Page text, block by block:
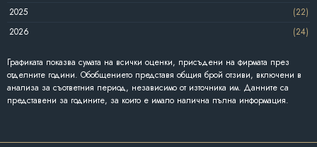
2025
(22)
2026
(24)
Графиката показва сумата на всички оценки, присъдени на фирмата през
отделните години. Обобщението представя общия брой отзиви, включени в
анализа за съответния период, независимо от източника им. Данните са
представени за годините, за които е имало налична пълна информация.